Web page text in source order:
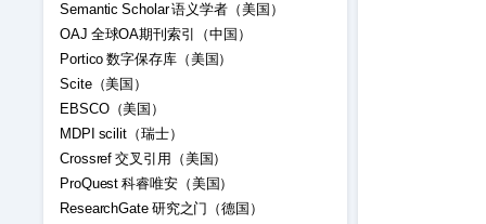
Semantic Scholar 语义学者（美国）
OAJ 全球OA期刊索引（中国）
Portico 数字保存库（美国）
Scite（美国）
EBSCO（美国）
MDPI scilit（瑞士）
Crossref 交叉引用（美国）
ProQuest 科睿唯安（美国）
ResearchGate 研究之门（德国）